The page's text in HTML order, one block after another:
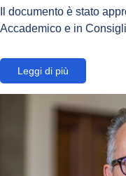
Il documento è stato
Accademico e in
Leggi di più